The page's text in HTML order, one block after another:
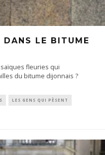
DANS LE BITUME
fleuries qui
du bitume dijonnais ?
LES GENS QUI PÈSENT